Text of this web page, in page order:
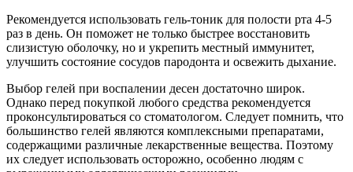
Рекомендуется использовать гель-тоник для полости рта 4-5
раз в день. Он поможет не только быстрее восстановить
слизистую оболочку, но и укрепить местный иммунитет,
улучшить состояние сосудов пародонта и освежить дыхание.
Выбор гелей при воспалении десен достаточно широк.
Однако перед покупкой любого средства рекомендуется
проконсультироваться со стоматологом. Следует помнить, что
большинство гелей являются комплексными препаратами,
содержащими различные лекарственные вещества. Поэтому
их следует использовать осторожно, особенно людям с